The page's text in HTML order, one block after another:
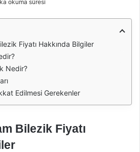
okuma süresi
Fiyatı Hakkında Bilgiler
Nedir?
Edilmesi Gerekenler
Bilezik Fiyatı